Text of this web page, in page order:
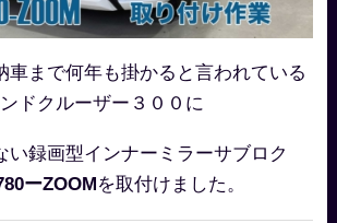
車まで何年も掛かると言われている
ドクルーザー３００に
い録画型インナーミラーサブロク
ーZOOMを取付けました。